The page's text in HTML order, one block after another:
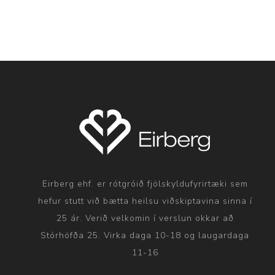
Eirberg ehf. er rótgróið fjölskyldufyrirtæki sem
hefur stutt við bætta heilsu viðskiptavina sinna í
25 ár. Verið velkomin í verslun okkar að
Stórhöfða 25. Virka daga 10-18 og laugardaga
11-16